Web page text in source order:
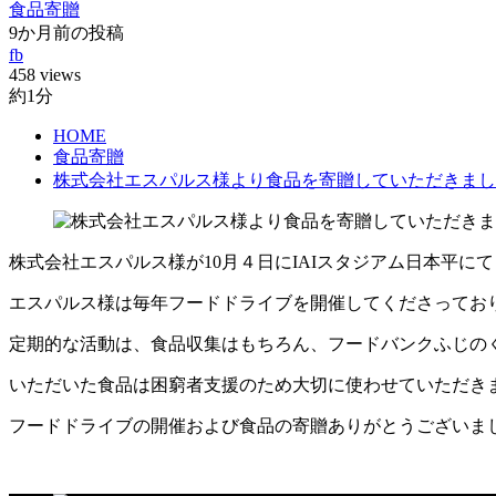
食品寄贈
9か月前の投稿
fb
458 views
約1分
HOME
食品寄贈
株式会社エスパルス様より食品を寄贈していただきま
株式会社エスパルス様が10月４日にIAIスタジアム日本平に
エスパルス様は毎年フードドライブを開催してくださって
定期的な活動は、食品収集はもちろん、フードバンクふじ
いただいた食品は困窮者支援のため大切に使わせていただき
フードドライブの開催および食品の寄贈ありがとうございま